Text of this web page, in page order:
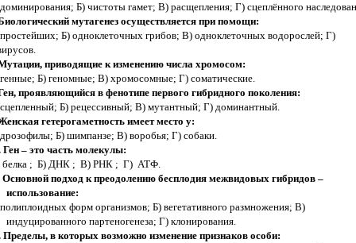
Б) чистоты гамет; В) расщепления; Г) сцеплённого
мутагенез осуществляется при помощи:
Б) одноклеточных грибов; В) одноклеточных водорослей; Г)
приводящие к изменению числа хромосом:
Б) геномные; В) хромосомные; Г) соматические.
проявляющийся в фенотипе первого гибридного поколения:
Б) рецессивный; В) мутантный; Г) доминантный.
гетерогаметность имеет место у:
Б) шимпанзе; В) воробья; Г) собаки.
Ген – это часть молекулы:
; Б) ДНК ; В) РНК ; Г) АТФ.
Основной подход к преодолению бесплодия межвидовых гибридов –
использование:
форм организмов; Б) вегетативного размножения; В)
индуцированного партеногенеза; Г) клонирования.
Пределы, в которых возможно изменение признаков особи: